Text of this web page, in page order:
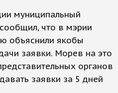
муниципальный
что в мэрии
объяснили якобы
заявки. Морев на это
органов
заявки за 5 дней